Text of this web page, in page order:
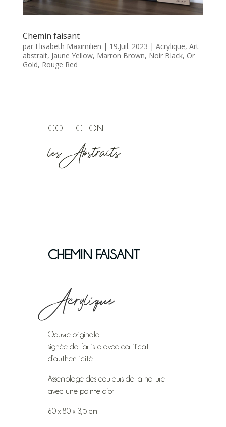
Chemin faisant
par Elisabeth Maximilien | 19.Juil. 2023 | Acrylique, Art
abstrait, Jaune Yellow, Marron Brown, Noir Black, Or
Gold, Rouge Red
COLLECTION
les Abstraits
CHEMIN FAISANT
Acrylique
Oeuvre originale
signée de l’artiste avec certificat
d’authenticité
Assemblage des couleurs de la nature
avec une pointe d’or
60 x 80 x 3,5 cm